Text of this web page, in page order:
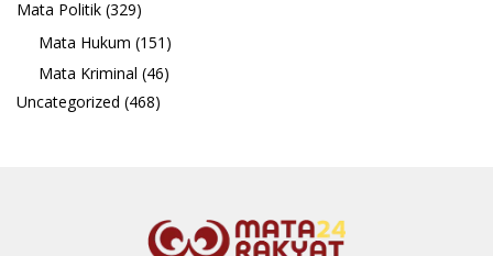
Mata Politik (329)
Mata Hukum (151)
Mata Kriminal (46)
Uncategorized (468)